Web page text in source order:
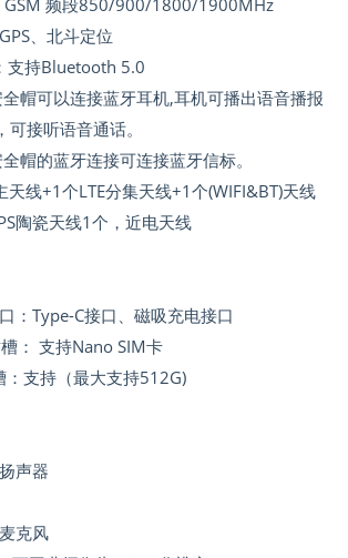
GSM 频段850/900/1800/1900MHz
、北斗定位
支持Bluetooth 5.0
帽可以连接蓝牙耳机,耳机可播出语音播报
可接听语音通话。
帽的蓝牙连接可连接蓝牙信标。
天线+1个LTE分集天线+1个(WIFI&BT)天线
陶瓷天线1个，近电天线
：Type-C接口、磁吸充电接口
： 支持Nano SIM卡
：支持（最大支持512G)
器：单扬声器
克风